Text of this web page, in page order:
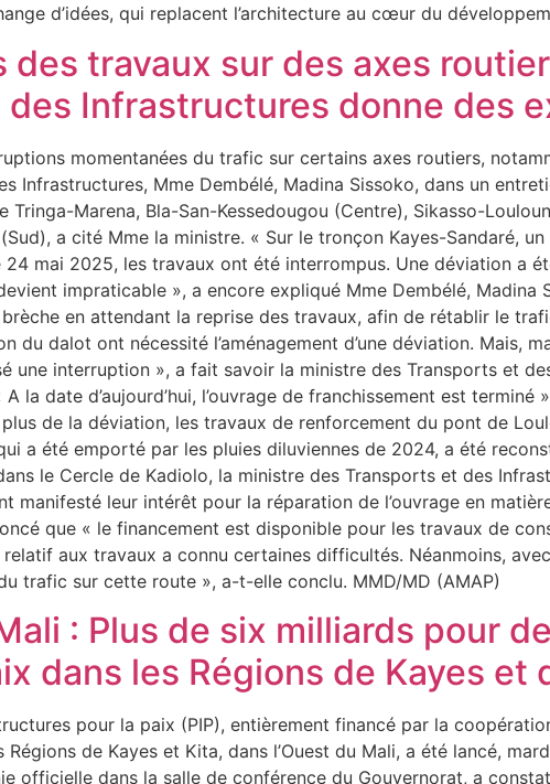
d’idées, qui replacent l’architecture au cœur du
travaux sur des axes
Infrastructures donne des
momentanées du trafic sur certains axes routiers,
Infrastructures, Mme Dembélé, Madina Sissoko, dans un
Tringa-Marena, Bla-San-Kessedougou (Centre), Sikasso-
a cité Mme la ministre. « Sur le tronçon Kayes-Sandaré,
mai 2025, les travaux ont été interrompus. Une déviation a
impraticable », a encore expliqué Mme Dembélé, Madina
en attendant la reprise des travaux, afin de rétablir le
du dalot ont nécessité l’aménagement d’une déviation. Mais,
une interruption », a fait savoir la ministre des Transports et
la date d’aujourd’hui, l’ouvrage de franchissement est terminé
de la déviation, les travaux de renforcement du pont de
a été emporté par les pluies diluviennes de 2024, a été
le Cercle de Kadiolo, la ministre des Transports et des
manifesté leur intérêt pour la réparation de l’ouvrage en
que « le financement est disponible pour les travaux de
aux travaux a connu certaines difficultés. Néanmoins,
trafic sur cette route », a-t-elle conclu. MMD/MD (AMAP)
: Plus de six milliards pour
dans les Régions de Kayes et
pour la paix (PIP), entièrement financé par la
de Kayes et Kita, dans l’Ouest du Mali, a été lancé,
officielle dans la salle de conférence du Gouvernorat, a